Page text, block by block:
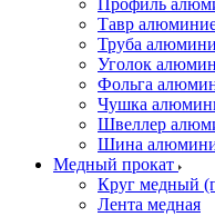
Профиль
Тавр
Труба
Уголок
Фольга
Чушка
Швеллер
Шина
Медный прокат
Круг медный
Лента медная